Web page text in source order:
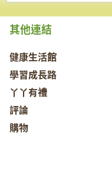
其他連結
健康生活館
學習成長路
丫丫有禮
評論
購物